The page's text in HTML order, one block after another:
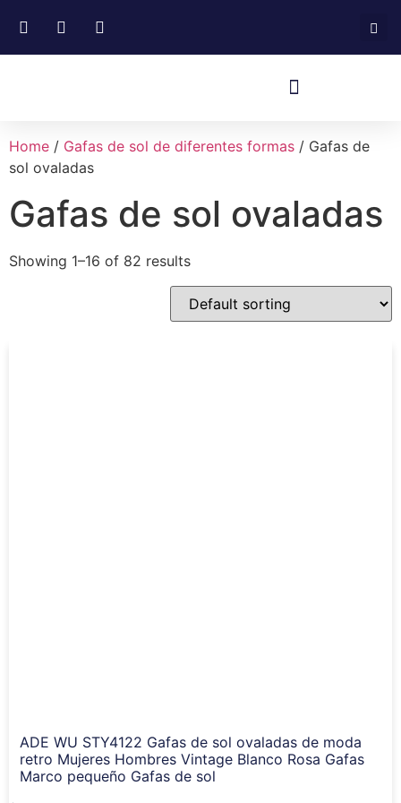
Home / Gafas de sol de diferentes formas / Gafas de
sol ovaladas
Gafas de sol ovaladas
Showing 1–16 of 82 results
ADE WU STY4122 Gafas de sol ovaladas de moda
retro Mujeres Hombres Vintage Blanco Rosa Gafas
Marco pequeño Gafas de sol